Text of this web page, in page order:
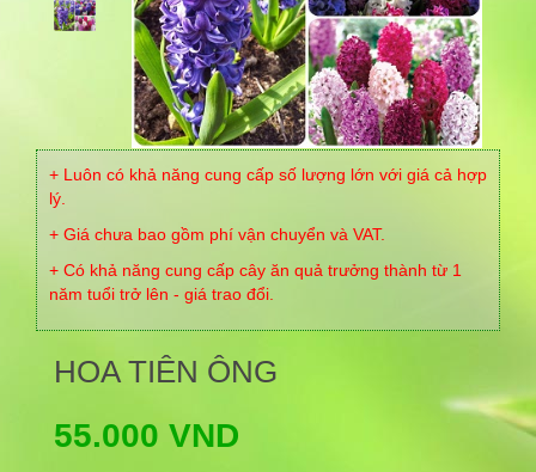
+ Luôn có khả năng cung cấp số lượng lớn với giá cả hợp
lý.
+ Giá chưa bao gồm phí vận chuyển và VAT.
+ Có khả năng cung cấp cây ăn quả trưởng thành từ 1
năm tuổi trở lên - giá trao đổi.
HOA TIÊN ÔNG
55.000 VND